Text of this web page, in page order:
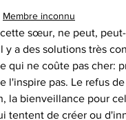
Membre inconnu
sœur, ne peut,
y a des solutions très
qui ne coûte pas cher:
l'inspire pas. Le refus
la bienveillance pour
tentent de créer ou